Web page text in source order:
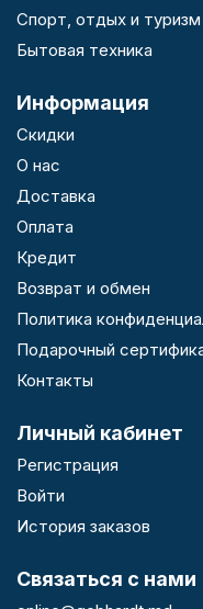
Спорт, отдых и туризм
Бытовая техника
Информация
Скидки
О нас
Доставка
Оплата
Кредит
Возврат и обмен
Политика
Подарочный
Контакты
Личный кабинет
Регистрация
Войти
История заказов
Связаться с нами